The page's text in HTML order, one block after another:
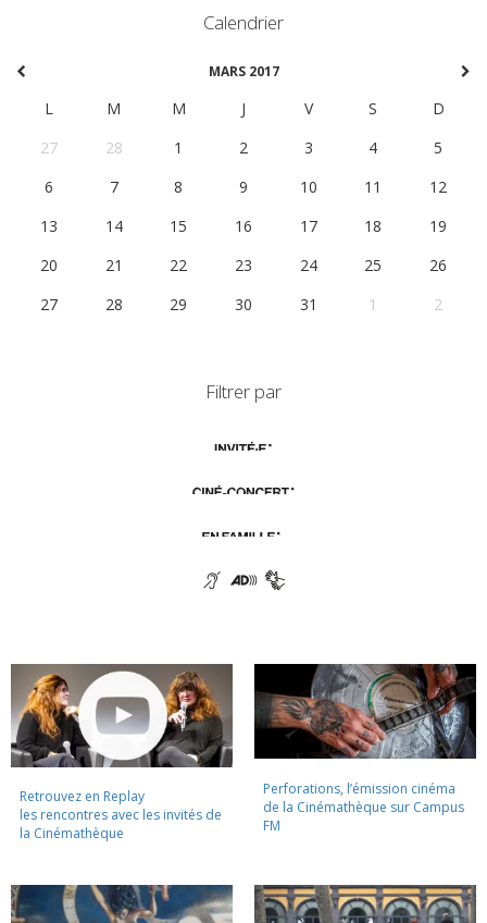
Calendrier
MARS 2017
L M M J V S
D
27
28 1 2 3 4
5
6
7 8 9 10 11
12
13
14 15 16 17 18
19
20
21 22 23 24 25
26
27
28 29 30 31 1 2
Filtrer par
Retrouvez en Replay
les rencontres avec les invités de
la Cinémathèque
Perforations, l’émission cinéma
de la Cinémathèque sur Campus
FM